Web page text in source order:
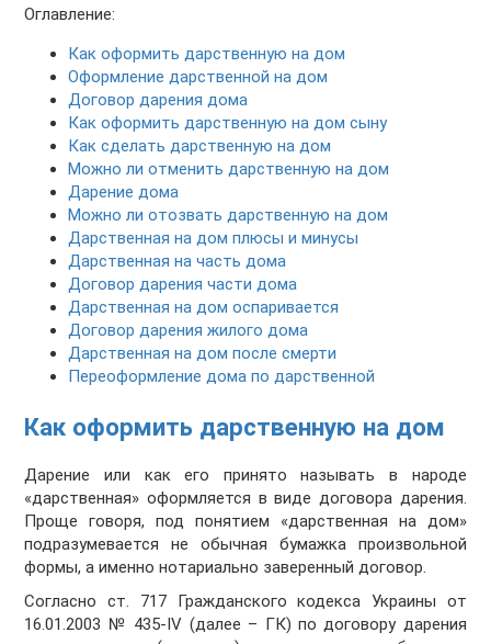
Оглавление:
Как оформить дарственную на дом
Оформление дарственной на дом
Договор дарения дома
Как оформить дарственную на дом сыну
Как сделать дарственную на дом
Можно ли отменить дарственную на дом
Дарение дома
Можно ли отозвать дарственную на дом
Дарственная на дом плюсы и минусы
Дарственная на часть дома
Договор дарения части дома
Дарственная на дом оспаривается
Договор дарения жилого дома
Дарственная на дом после смерти
Переоформление дома по дарственной
Как оформить дарственную на дом
Дарение или как его принято называть в народе
«дарственная» оформляется в виде договора дарения.
Проще говоря, под понятием «дарственная на дом»
подразумевается не обычная бумажка произвольной
формы, а именно нотариально заверенный договор.
Согласно ст. 717 Гражданского кодекса Украины от
16.01.2003 № 435-IV (далее – ГК) по договору дарения